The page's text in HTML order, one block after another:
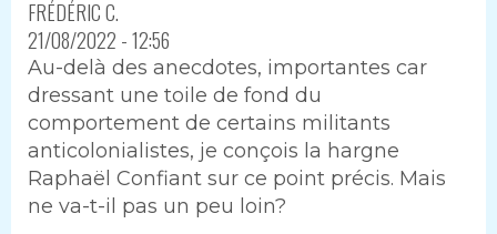
FRÉDÉRIC C.
21/08/2022 - 12:56
Au-delà des anecdotes, importantes car
dressant une toile de fond du
comportement de certains militants
anticolonialistes, je conçois la hargne
Raphaël Confiant sur ce point précis. Mais
ne va-t-il pas un peu loin?